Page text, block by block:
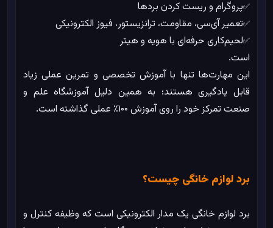
✅پروگرام و ریست کردن بردها
✅تعمیر آی‌سی، مقاومت، ترانزیستور، فیوز الکترونیکی
✅لحیم‌کاری حرفه‌ای با هویه و هیتر
است.
این مهارت‌ها تنها با آموزش تخصصی و تمرین عملی زیاد
قابل یادگیری هستند؛ به همین دلیل آموزشگاه علم و
صنعت تمرکز خود را روی آموزش ۱۰۰٪ عملی گذاشته است.
برد لوازم خانگی چیست؟
برد لوازم خانگی یک مدار الکترونیکی است که وظیفه کنترل و